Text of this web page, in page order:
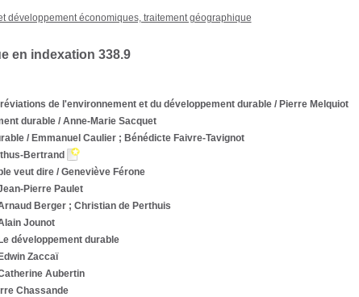
développement économiques, traitement géographique
en indexation 338.9
de l'environnement et du développement durable/ Pierre Melquiot
durable/ Anne-Marie Sacquet
/ Emmanuel Caulier ; Bénédicte Faivre-Tavignot
Bertrand
veut dire/ Geneviève Férone
Pierre Paulet
Berger ; Christian de Perthuis
Jounot
développement durable
Zaccaï
Aubertin
Chassande